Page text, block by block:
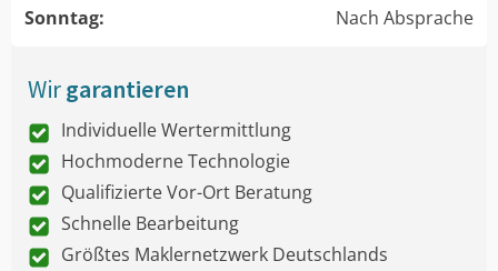
Sonntag:
Nach Absprache
Wirgarantieren
Individuelle Wertermittlung
Hochmoderne Technologie
Qualifizierte Vor-Ort Beratung
Schnelle Bearbeitung
Größtes Maklernetzwerk Deutschlands